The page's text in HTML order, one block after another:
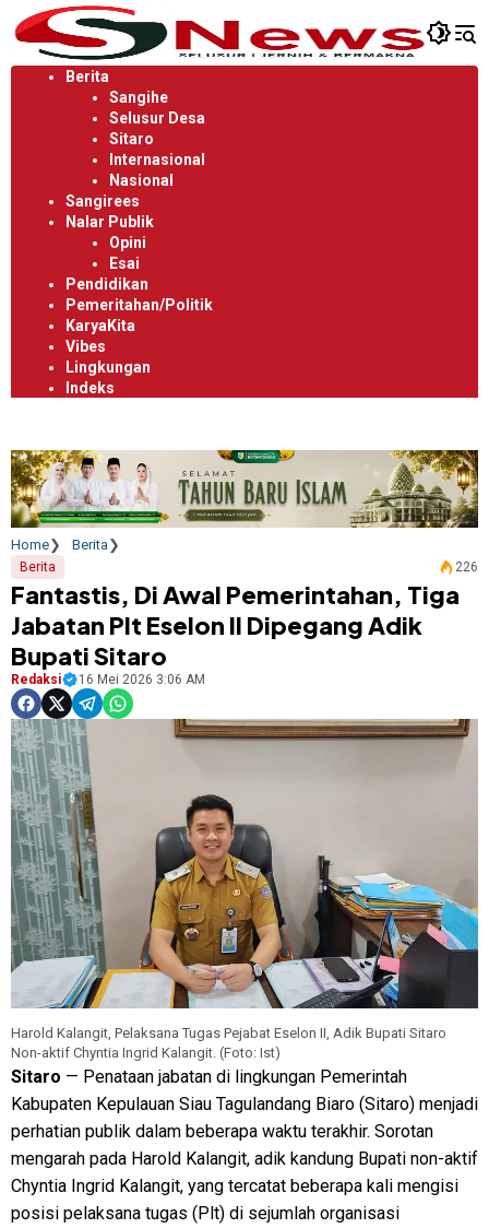
Langsung
ke
konten
Berita
Sangihe
Selusur Desa
Sitaro
Internasional
Nasional
Sangirees
Nalar Publik
Opini
Esai
Pendidikan
Pemeritahan/Politik
KaryaKita
Vibes
Lingkungan
Indeks
Home Berita
Berita 226
Fantastis, Di Awal Pemerintahan, Tiga
Jabatan Plt Eselon II Dipegang Adik
Bupati Sitaro
Redaksi 16 Mei 2026 3:06 AM
Harold Kalangit, Pelaksana Tugas Pejabat Eselon II, Adik Bupati Sitaro
Non-aktif Chyntia Ingrid Kalangit. (Foto: Ist)
Sitaro — Penataan jabatan di lingkungan Pemerintah
Kabupaten Kepulauan Siau Tagulandang Biaro (Sitaro) menjadi
perhatian publik dalam beberapa waktu terakhir. Sorotan
mengarah pada Harold Kalangit, adik kandung Bupati non-aktif
Chyntia Ingrid Kalangit, yang tercatat beberapa kali mengisi
posisi pelaksana tugas (Plt) di sejumlah organisasi